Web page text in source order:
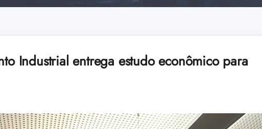
Industrial entrega estudo econômico para